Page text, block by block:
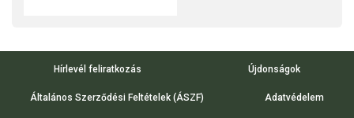
Hírlevél feliratkozás Újdonságok
Általános Szerződési Feltételek (ÁSZF) Adatvédelem